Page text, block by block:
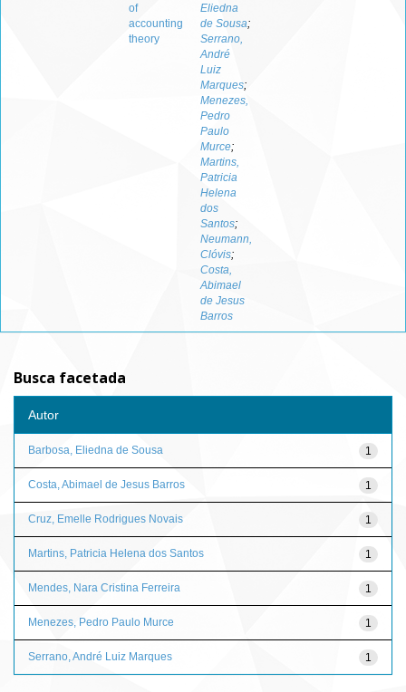
of
accounting
theory
Eliedna
de Sousa;
Serrano,
André
Luiz
Marques;
Menezes,
Pedro
Paulo
Murce;
Martins,
Patricia
Helena
dos
Santos;
Neumann,
Clóvis;
Costa,
Abimael
de Jesus
Barros
Busca facetada
Autor
1
Barbosa, Eliedna de Sousa
1
Costa, Abimael de Jesus Barros
1
Cruz, Emelle Rodrigues Novais
1
Martins, Patricia Helena dos Santos
1
Mendes, Nara Cristina Ferreira
1
Menezes, Pedro Paulo Murce
1
Serrano, André Luiz Marques